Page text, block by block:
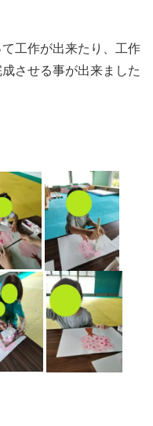
工作が出来たり、工作
させる事が出来ました